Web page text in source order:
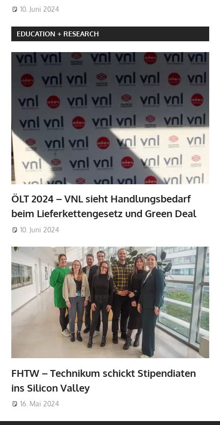
10. Juni 2024
EDUCATION + RESEARCH
ÖLT 2024 – VNL sieht Handlungsbedarf
beim Lieferkettengesetz und Green Deal
10. Juni 2024
FHTW – Technikum schickt Stipendiaten
ins Silicon Valley
16. Mai 2024